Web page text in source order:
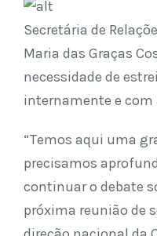
Secretária de
Maria das Graças
necessidade de
internamente e
“Temos aqui uma
precisamos
continuar o debate
próxima reunião de